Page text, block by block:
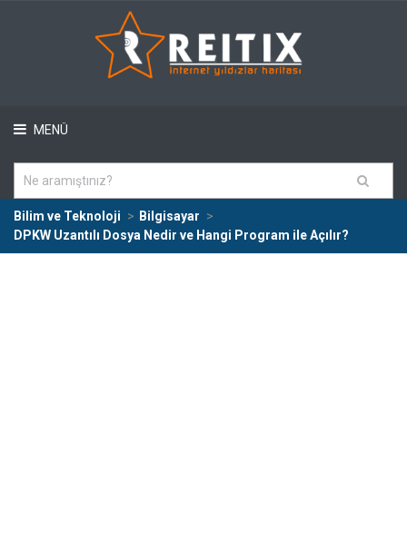
MENÜ
Bilim ve Teknoloji
Bilgisayar
DPKW Uzantılı Dosya Nedir ve Hangi Program ile Açılır?